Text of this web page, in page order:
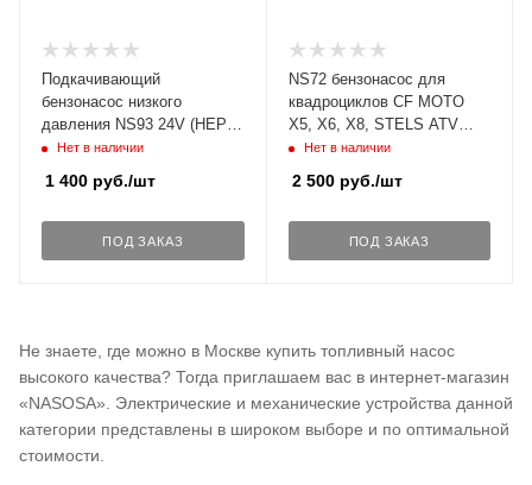
Подкачивающий
бензонасос низкого
давления NS93 24V (HEP-
02A) магистральный для
двигателей
Нет в наличии
1 400 руб./шт
ПОД ЗАКАЗ
NS72 бензонасос для
квадроциклов CF MOTO
X5, X6, X8, STELS ATV
500, 700, 800 мотоциклов и
BURGMAN, HUSQVARNA
MAX, V-MAX и др.
Нет в наличии
2 500руб./шт
ПОД ЗАКАЗ
Не знаете, где можно в Москве купить топливный насос
высокого качества? Тогда приглашаем вас в интернет-магазин
«NASOSA». Электрические и механические устройства данной
категории представлены в широком выборе и по оптимальной
стоимости.